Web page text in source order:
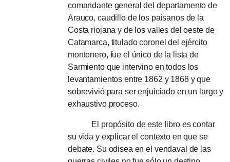
comandante general del departamento de
Arauco, caudillo de los paisanos de la
Costa riojana y de los valles del oeste de
Catamarca, titulado coronel del ejército
montonero, fue el único de la lista de
Sarmiento que intervino en todos los
levantamientos entre 1862 y 1868 y que
sobrevivió para ser enjuiciado en un largo y
exhaustivo proceso.
El propósito de este libro es contar
su vida y explicar el contexto en que se
debate. Su odisea en el vendaval de las